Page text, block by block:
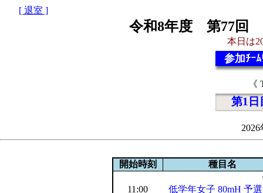
[ 退室 ]
令和8年度 第77回
本日は
参加ﾁｰﾑ
第1日
開始時刻
種目名
11:00
低学年女子 80mH 予選